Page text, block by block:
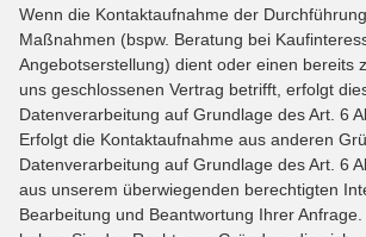
Wenn die Kontaktaufnahme der
Maßnahmen (bspw. Beratung bei
Angebotserstellung) dient oder einen bereits
uns geschlossenen Vertrag betrifft, erfolgt
Datenverarbeitung auf Grundlage des Art. 6
Erfolgt die Kontaktaufnahme aus anderen
Datenverarbeitung auf Grundlage des Art. 6
aus unserem überwiegenden berechtigten
Bearbeitung und Beantwortung Ihrer